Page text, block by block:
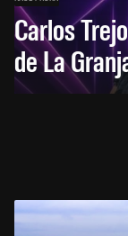
Carlos
de La